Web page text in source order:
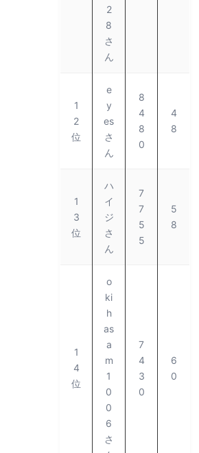
2
8
さ
ん
1
2
位
e
y
es
さ
ん
8
4
8
0
4
8
1
3
位
ハ
イ
ジ
さ
ん
7
7
5
5
5
8
1
4
位
o
ki
h
as
a
m
1
0
0
6
さ
7
4
3
0
6
0